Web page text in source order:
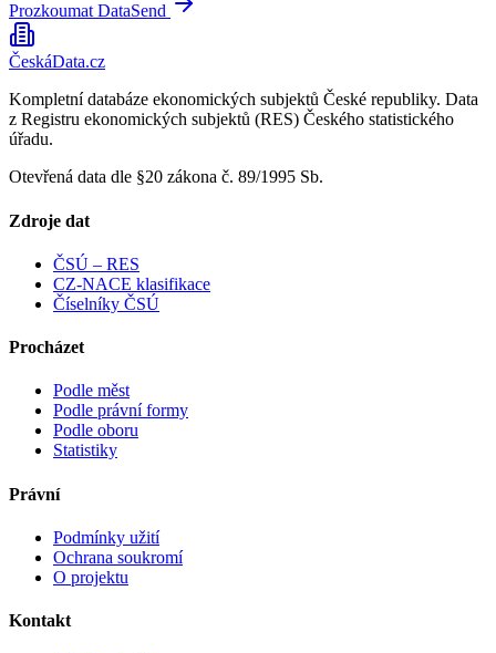
Prozkoumat DataSend
ČeskáData.cz
Kompletní databáze ekonomických subjektů České republiky. Data
z Registru ekonomických subjektů (RES) Českého statistického
úřadu.
Otevřená data dle §20 zákona č. 89/1995 Sb.
Zdroje dat
ČSÚ – RES
CZ-NACE klasifikace
Číselníky ČSÚ
Procházet
Podle měst
Podle právní formy
Podle oboru
Statistiky
Právní
Podmínky užití
Ochrana soukromí
O projektu
Kontakt